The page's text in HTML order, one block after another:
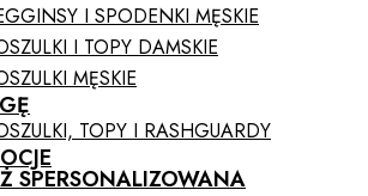
I SPODENKI MĘSKIE
I TOPY DAMSKIE
MĘSKIE
TOPY I RASHGUARDY
SPERSONALIZOWANA